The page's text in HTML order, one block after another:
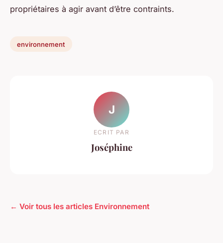
propriétaires à agir avant d’être contraints.
environnement
J
ECRIT PAR
Joséphine
← Voir tous les articles Environnement